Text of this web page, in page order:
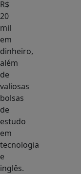
R$
20
mil
em
dinheiro,
além
de
valiosas
bolsas
de
estudo
em
tecnologia
e
inglês.